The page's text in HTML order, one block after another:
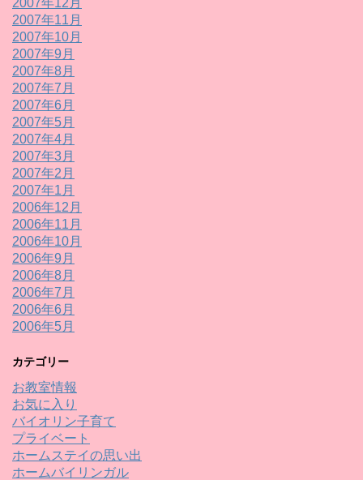
2007年11月
2007年10月
2007年9月
2007年8月
2007年7月
2007年6月
2007年5月
2007年4月
2007年3月
2007年2月
2007年1月
2006年12月
2006年11月
2006年10月
2006年9月
2006年8月
2006年7月
2006年6月
2006年5月
カテゴリー
お教室情報
お気に入り
バイオリン子育て
プライベート
ホームステイの思い出
ホームバイリンガル